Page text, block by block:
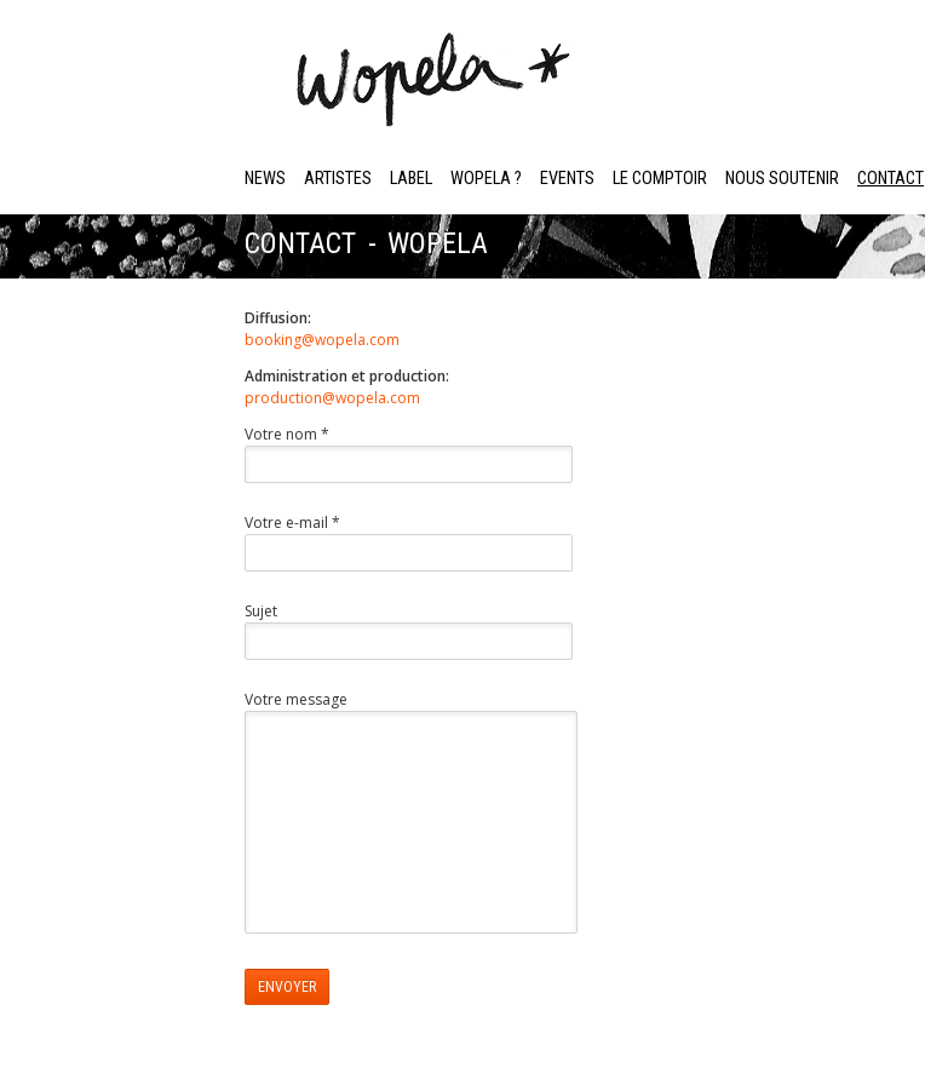
NEWS ARTISTES LABEL WOPELA ? EVENTS LE COMPTOIR NOUS SOUTENIR CONTACT
CONTACT - WOPELA
Diffusion:
booking@wopela.com
Administration et production:
production@wopela.com
Votre nom *
Votre e-mail *
Sujet
Votre message